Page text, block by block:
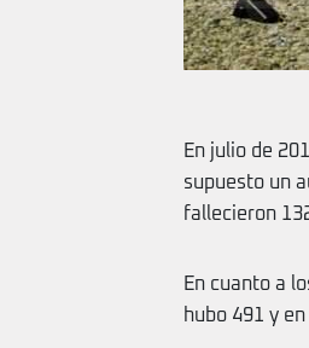
En julio de
supuesto un
fallecieron
En cuanto a
hubo 491 y